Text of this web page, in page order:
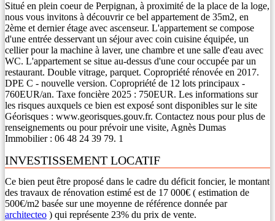
Situé en plein coeur de Perpignan, à proximité de la place de la loge,
nous vous invitons à découvrir ce bel appartement de 35m2, en
2ème et dernier étage avec ascenseur. L'appartement se compose
d'une entrée desservant un séjour avec coin cuisine équipée, un
cellier pour la machine à laver, une chambre et une salle d'eau avec
WC. L'appartement se situe au-dessus d'une cour occupée par un
restaurant. Double vitrage, parquet. Copropriété rénovée en 2017.
DPE C - nouvelle version. Copropriété de 12 lots principaux -
760EUR/an. Taxe foncière 2025 : 750EUR. Les informations sur
les risques auxquels ce bien est exposé sont disponibles sur le site
Géorisques : www.georisques.gouv.fr. Contactez nous pour plus de
renseignements ou pour prévoir une visite, Agnès Dumas
Immobilier : 06 48 24 39 79. 1
INVESTISSEMENT LOCATIF
Ce bien peut être proposé dans le cadre du déficit foncier, le montant
des travaux de rénovation estimé est de 17 000€ ( estimation de
500€/m2 basée sur une moyenne de référence donnée par
architecteo ) qui représente 23% du prix de vente.